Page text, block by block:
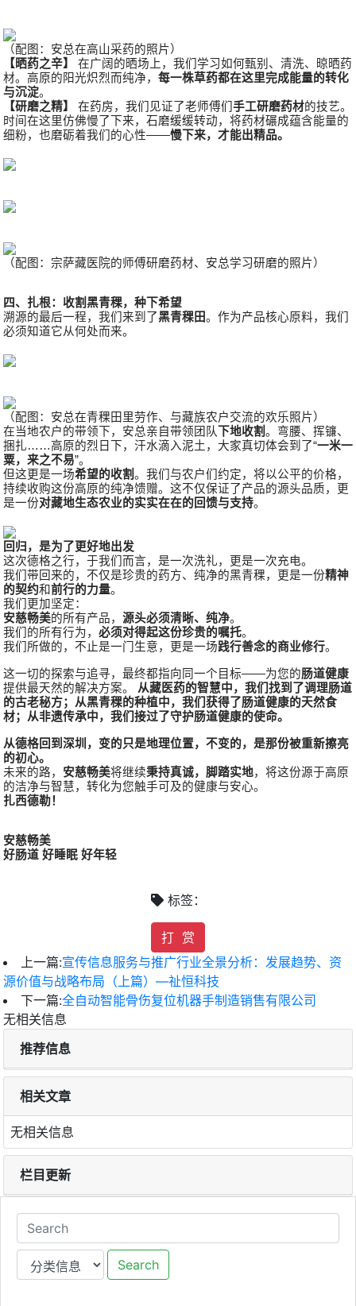
（配图：安总在高山采药的照片）
【晒药之辛】
在广阔的晒场上，我们学习如何甄别、清洗、晾晒药
材。高原的阳光炽烈而纯净， 每一株草药都在这里完成能量的转化
与沉淀。
【研磨之精】
在药房，我们见证了老师傅们 手工研磨药材的技艺。
时间在这里仿佛慢了下来，石磨缓缓转动，将药材碾成蕴含能量的
细粉，也磨砺着我们的心性——慢下来，才能出精品。
（配图：宗萨藏医院的师傅研磨药材、安总学习研磨的照片）
四、扎根：收割黑青稞，种下希望
溯源的最后一程，我们来到了黑青稞田。作为产品核心原料，我们
必须知道它从何处而来。
（配图：安总在青稞田里劳作、与藏族农户交流的欢乐照片）
在当地农户的带领下，安总亲自带领团队
下地收割。弯腰、挥镰、
捆扎……高原的烈日下，汗水滴入泥土，大家真切体会到了“一米一
粟，来之不易”。
但这更是一场希望的收割。我们与农户们约定，将以公平的价格，
持续收购这份高原的纯净馈赠。这不仅保证了产品的源头品质，更
是一份对藏地生态农业的实实在在的回馈与支持。
回归，是为了更好地出发
这次德格之行，于我们而言，是一次洗礼，更是一次充电。
我们带回来的，不仅是珍贵的药方、纯净的黑青稞，更是一份精神
的契约和前行的力量。
我们更加坚定：
安慈畅美的所有产品， 源头必须清晰、纯净。
我们的所有行为， 必须对得起这份珍贵的嘱托。
我们所做的，不止是一门生意，更是一场践行善念的商业修行。
这一切的探索与追寻，最终都指向同一个目标——为您的肠道健康
提供最天然的解决方案。
从藏医药的智慧中，我们找到了调理肠道
的古老秘方；从黑青稞的种植中，我们获得了肠道健康的天然食
材；从非遗传承中，我们接过了守护肠道健康的使命。
从德格回到深圳，变的只是地理位置，不变的，是那份被重新擦亮
的初心。
未来的路， 安慈畅美将继续秉持真诚，脚踏实地，将这份源于高原
的洁净与智慧，转化为您触手可及的健康与安心。
扎西德勒！
安慈畅美
好肠道 好睡眠 好年轻
标签：
打 赏
上一篇:宣传信息服务与推广行业全景分析：发展趋势、资
源价值与战略布局（上篇）—祉恒科技
下一篇:全自动智能骨伤复位机器手制造销售有限公司
无相关信息
推荐信息
相关文章
无相关信息
栏目更新
Search